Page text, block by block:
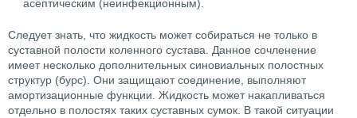
асептическим (неинфекционным).
Следует знать, что жидкость может собираться не только в
суставной полости коленного сустава. Данное сочленение
имеет несколько дополнительных синовиальных полостных
структур (бурс). Они защищают соединение, выполняют
амортизационные функции. Жидкость может накапливаться
отдельно в полостях таких суставных сумок. В такой ситуации